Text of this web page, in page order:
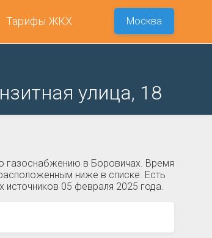
Тарифы ЖКХ Москва
улица, 18
газоснабжению в Боровичах. Время
ниже в списке. Есть
источников 05 февраля 2025 года.